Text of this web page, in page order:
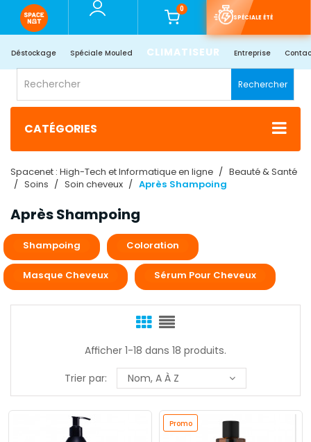
0
SPÉCIALE ÉTÉ
Déstockage Spéciale Mouled CLIMATISEUR Entreprise
Rechercher
CATÉGORIES
Spacenet : High-Tech et Informatique en ligne
Beauté & Santé
Soins
Soin cheveux Après Shampoing
Après Shampoing
Shampoing Coloration
Masque Cheveux Sérum Pour Cheveux
Afficher 1-18 dans 18 produits.
Trier par:
Nom, A À Z
Promo